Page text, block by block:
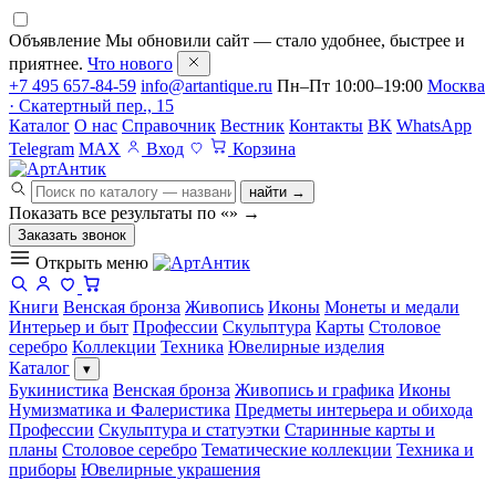
Объявление Мы обновили сайт — стало удобнее, быстрее и
приятнее. Что нового
+7 495 657-84-59 info@artantique.ru Пн–Пт 10:00–19:00 Москва
· Скатертный пер., 15
Каталог О нас Справочник Вестник Контакты ВК WhatsApp
Telegram MAX Вход Корзина
найти →
Показать все результаты по «» →
Заказать звонок
Открыть меню
Книги Венская бронза Живопись Иконы Монеты и медали
Интерьер и быт Профессии Скульптура Карты Столовое
серебро Коллекции Техника Ювелирные изделия
Каталог
▾
Букинистика Венская бронза Живопись и графика Иконы
Нумизматика и Фалеристика Предметы интерьера и обихода
Профессии Скульптура и статуэтки Старинные карты и
планы Столовое серебро Тематические коллекции Техника и
приборы Ювелирные украшения